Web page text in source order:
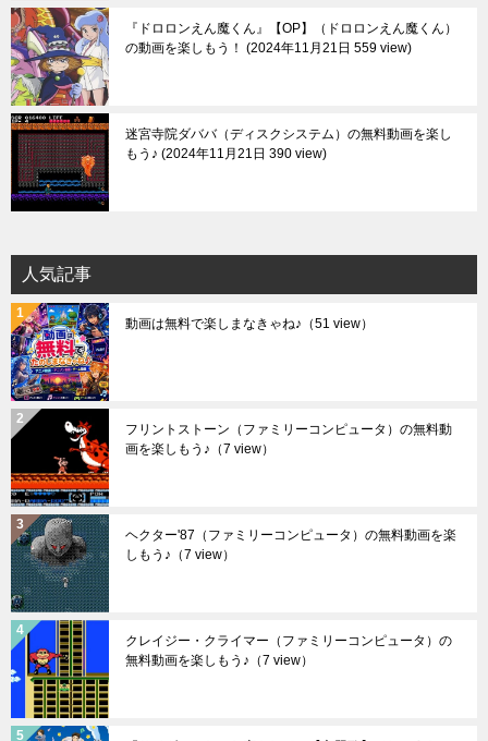
『ドロロンえん魔くん』【OP】（ドロロンえん魔くん）
の動画を楽しもう！
2024年11月21日 559 view
迷宮寺院ダババ（ディスクシステム）の無料動画を楽し
もう♪ 2024年11月21日 390 view
人気記事
動画は無料で楽しまなきゃね♪ （51 view）
フリントストーン（ファミリーコンピュータ）の無料動
画を楽しもう♪ （7 view）
ヘクター'87（ファミリーコンピュータ）の無料動画を楽
しもう♪ （7 view）
クレイジー・クライマー（ファミリーコンピュータ）の
無料動画を楽しもう♪ （7 view）